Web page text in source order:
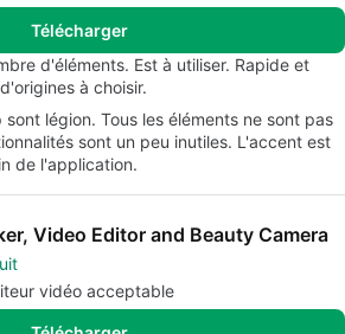
Télécharger
d'éléments. Est à utiliser. Rapide et
à choisir.
légion. Tous les éléments ne sont pas
sont un peu inutiles. L'accent est
de l'application.
Video Editor and Beauty Camera
vidéo acceptable